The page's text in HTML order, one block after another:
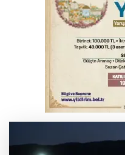
Kar
tutuklandı
Bursa’da
Resmi